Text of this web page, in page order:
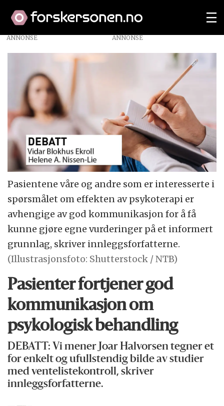
ANNONSE
Pasientene våre og andre som er interesserte i
spørsmålet om effekten av psykoterapi er
avhengige av god kommunikasjon for å få
kunne gjøre egne vurderinger på et informert
grunnlag, skriver innleggsforfatterne.
(Illustrasjonsfoto: Shutterstock / NTB)
Pasienter fortjener god
kommuni­kasjon om
psykologisk behandling
DEBATT: Vi mener Joar Halvorsen tegner et
for enkelt og ufullstendig bilde av studier
med ventelistekontroll, skriver
innleggsforfatterne.